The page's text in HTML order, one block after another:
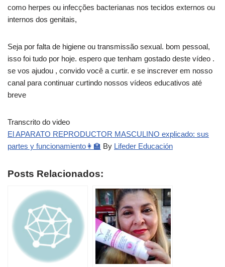
como herpes ou infecções bacterianas nos tecidos externos ou
internos dos genitais,
Seja por falta de higiene ou transmissão sexual. bom pessoal,
isso foi tudo por hoje. espero que tenham gostado deste vídeo .
se vos ajudou , convido você a curtir. e se inscrever em nosso
canal para continuar curtindo nossos vídeos educativos até
breve
Transcrito do video
El APARATO REPRODUCTOR MASCULINO explicado: sus
partes y funcionamiento👩‍🏫 By Lifeder Educación
Posts Relacionados: